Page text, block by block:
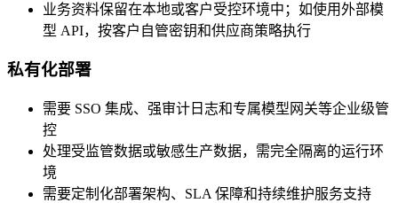
业务资料保留在本地或客户受控环境中；如使用外部模
型 API，按客户自管密钥和供应商策略执行
私有化部署
需要 SSO 集成、强审计日志和专属模型网关等企业级管
控
处理受监管数据或敏感生产数据，需完全隔离的运行环
境
需要定制化部署架构、SLA 保障和持续维护服务支持